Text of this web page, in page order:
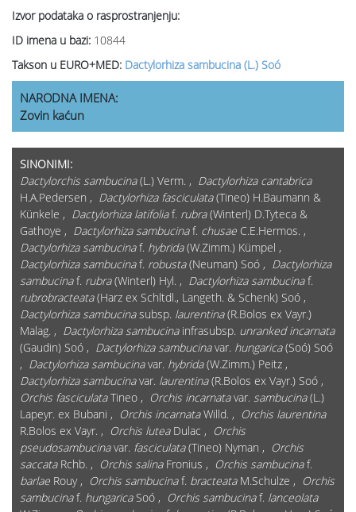
Izvor podataka o rasprostranjenju:
ID imena u bazi: 10844
Takson u EURO+MED: Dactylorhiza sambucina (L.) Soó
NARODNA IMENA:
Zovin kaćun
SINONIMI:
Dactylorchis sambucina(L.) Verm. , Dactylorhiza cantabrica
H.A.Pedersen , Dactylorhiza fasciculata(Tineo) H.Baumann &
Künkele , Dactylorhiza latifoliaf. rubra(Winterl) D.Tyteca &
Gathoye , Dactylorhiza sambucinaf. chusae C.E.Hermos. ,
Dactylorhiza sambucinaf. hybrida(W.Zimm.) Kümpel ,
Dactylorhiza sambucinaf. robusta(Neuman) Soó , Dactylorhiza
sambucinaf. rubra(Winterl) Hyl. , Dactylorhiza sambucinaf.
rubrobracteata(Harz ex Schltdl., Langeth. & Schenk) Soó ,
Dactylorhiza sambucinasubsp. laurentina(R.Bolos ex Vayr.)
Malag. , Dactylorhiza sambucinainfrasubsp. unranked incarnata
(Gaudin) Soó , Dactylorhiza sambucinavar. hungarica(Soó) Soó
, Dactylorhiza sambucinavar. hybrida(W.Zimm.) Peitz ,
Dactylorhiza sambucinavar. laurentina(R.Bolos ex Vayr.) Soó ,
Orchis fasciculataTineo , Orchis incarnatavar. sambucina(L.)
Lapeyr. ex Bubani , Orchis incarnataWilld. , Orchis laurentina
R.Bolos ex Vayr. , Orchis luteaDulac , Orchis
pseudosambucinavar. fasciculata(Tineo) Nyman , Orchis
saccataRchb. , Orchis salinaFronius , Orchis sambucinaf.
barlae Rouy , Orchis sambucinaf. bracteataM.Schulze , Orchis
sambucinaf. hungaricaSoó , Orchis sambucinaf. lanceolata